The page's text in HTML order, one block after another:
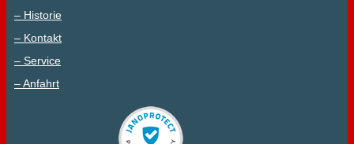
– Historie
– Kontakt
– Service
– Anfahrt